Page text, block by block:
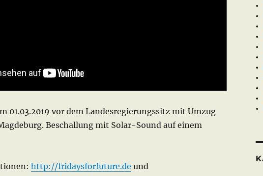
01.03.2019 vor dem Landesregierungssitz mit Umzug
Beschallung mit Solar-Sound auf einem
http://fridaysforfuture.de und